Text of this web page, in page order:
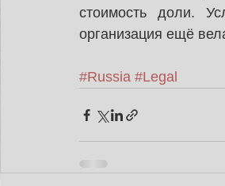
стоимость доли.
организация ещё
#Russia #Legal